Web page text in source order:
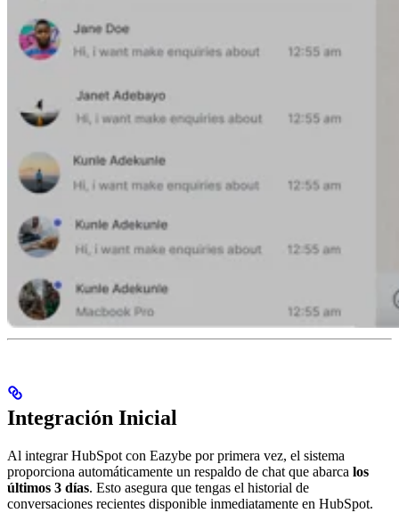
Integración Inicial
Al integrar HubSpot con Eazybe por primera vez, el sistema
proporciona automáticamente un respaldo de chat que abarca los
últimos 3 días. Esto asegura que tengas el historial de
conversaciones recientes disponible inmediatamente en HubSpot.